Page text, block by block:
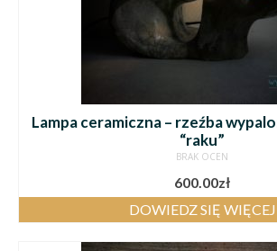
Lampa ceramiczna – rzeźba
“raku”
BRAK OCEN
600.00zł
DOWIEDZ SIĘ WIĘCEJ